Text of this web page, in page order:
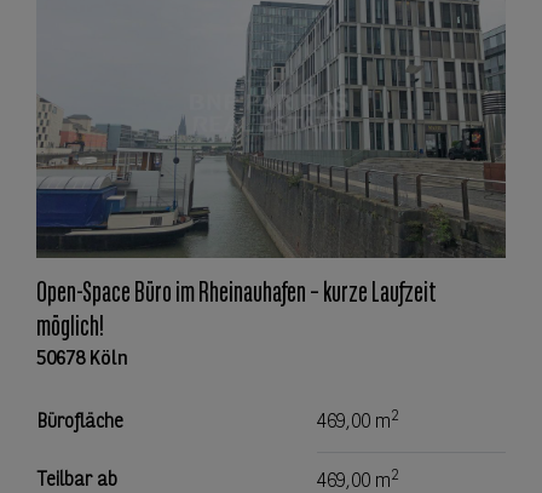
Open-Space Büro im Rheinauhafen – kurze Laufzeit
möglich!
50678 Köln
Bürofläche 469,00 m2
Teilbar ab 469,00 m2